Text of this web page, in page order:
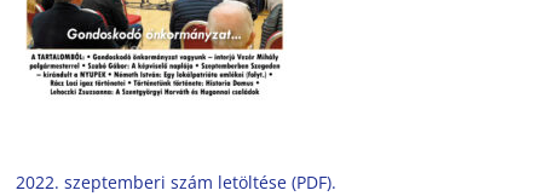
2022. szeptemberi szám letöltése (PDF).